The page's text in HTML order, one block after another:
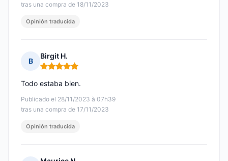
tras una compra de 18/11/2023
Opinión traducida
B
Birgit H.
Nota: 5 de 5
Publicado el 28/11/2023 à 07h39
tras una compra de 17/11/2023
Todo estaba bien.
Opinión traducida